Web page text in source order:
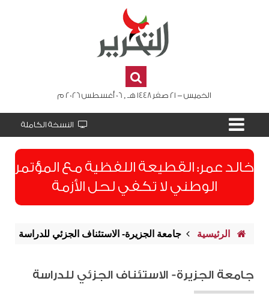
الخميس - 21 صفر 1448 هـ , 06 أغسطس 2026 م
النسخة الكاملة
​خالد عمر: القطيعة اللفظية مع المؤتمر
الوطني لا تكفي لحل الأزمة
الرئيسية جامعة الجزيرة- الاستئناف الجزئي للدراسة
جامعة الجزيرة- الاستئناف الجزئي للدراسة